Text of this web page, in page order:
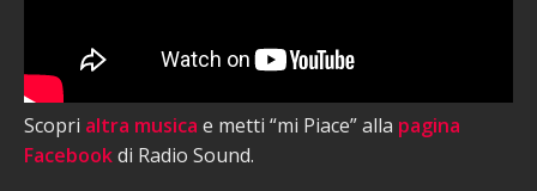
Scopri altra musica e metti “mi Piace” alla pagina
Facebookdi Radio Sound.